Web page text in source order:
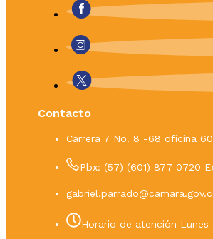
Contacto
Carrera 7 No. 8 -68 oficina
Pbx: (57) (601) 877 0720
Horario de atención